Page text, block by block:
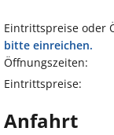
Eintrittspreise oder
bitte einreichen.
Öffnungszeiten:
Eintrittspreise:
Anfahrt